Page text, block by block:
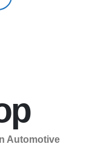
Automotive